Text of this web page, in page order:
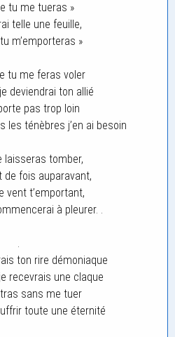
tu me tueras »
telle une feuille,
m’emporteras »
tu me feras voler
deviendrai ton allié
pas trop loin
les ténèbres j’en ai besoin
laisseras tomber,
de fois auparavant,
vent t’emportant,
à pleurer. .
.
ton rire démoniaque
recevrais une claque
sans me tuer
toute une éternité